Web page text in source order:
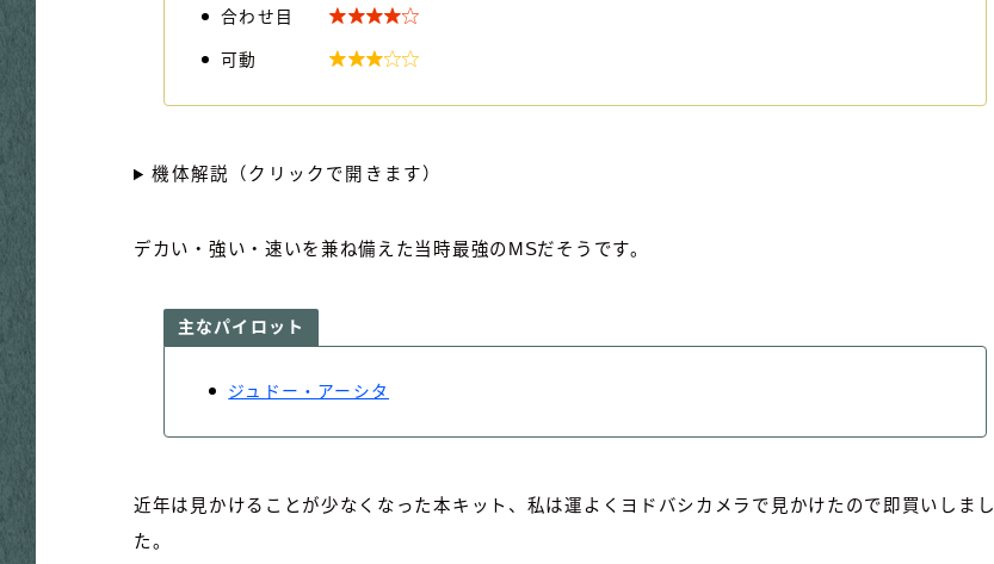
合わせ目
可動
機体解説（クリックで開きます）
デカい・強い・速いを兼ね備えた当時最強のMSだそうです。
主なパイロット
ジュドー・アーシタ
近年は見かけることが少なくなった本キット、私は運よくヨドバシカメラで見かけたので即買いしまし
た。